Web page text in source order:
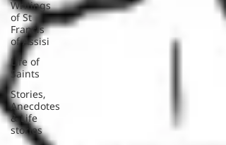
Writings
of St
Francis
of Assisi
Life of
Saints
Stories,
Anecdotes
& Life
stories